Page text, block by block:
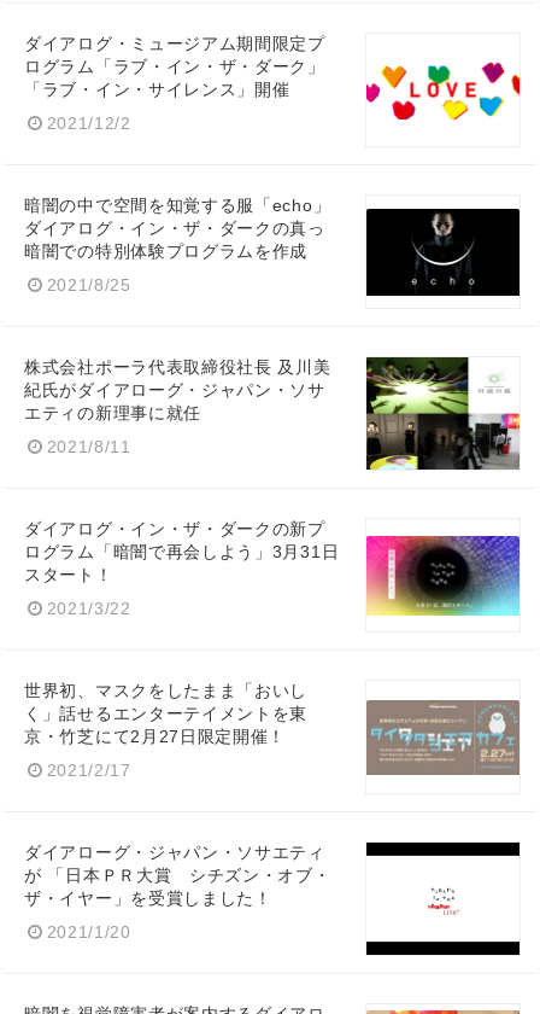
ダイアログ・ミュージアム期間限定プ
ログラム「ラブ・イン・ザ・ダーク」
「ラブ・イン・サイレンス」開催
2021/12/2
暗闇の中で空間を知覚する服「echo」
ダイアログ・イン・ザ・ダークの真っ
暗闇での特別体験プログラムを作成
2021/8/25
株式会社ポーラ代表取締役社長 及川美
紀氏がダイアローグ・ジャパン・ソサ
エティの新理事に就任
2021/8/11
ダイアログ・イン・ザ・ダークの新プ
ログラム「暗闇で再会しよう」3月31日
スタート！
2021/3/22
世界初、マスクをしたまま「おいし
く」話せるエンターテイメントを東
京・竹芝にて2月27日限定開催！
2021/2/17
ダイアローグ・ジャパン・ソサエティ
が 「日本ＰＲ大賞 シチズン・オブ・
ザ・イヤー」を受賞しました！
2021/1/20